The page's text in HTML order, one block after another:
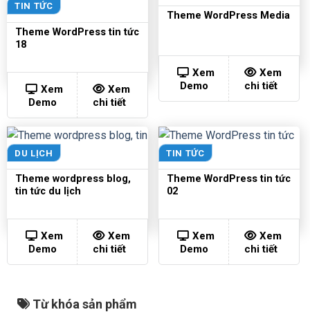
TIN TỨC
Theme WordPress tin tức
18
Xem
Demo
Xem
chi tiết
Theme WordPress Media
Xem
Demo
Xem
chi tiết
DU LỊCH
Theme wordpress blog,
tin tức du lịch
Xem
Demo
Xem
chi tiết
TIN TỨC
Theme WordPress tin tức
02
Xem
Demo
Xem
chi tiết
Từ khóa sản phẩm